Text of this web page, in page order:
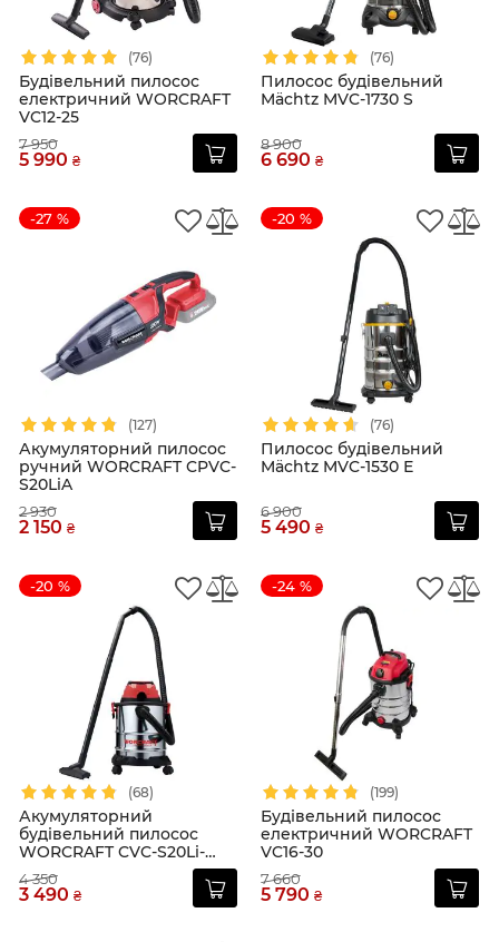
(76)
Будівельний пилосос
електричний WORCRAFT
VC12-25
7 950
5 990 ₴
(76)
Пилосос будівельний
Mächtz MVC-1730 S
8 900
6 690 ₴
-27 %
(127)
Акумуляторний пилосос
ручний WORCRAFT CPVC-
S20LiA
2 930
2 150 ₴
-20 %
(76)
Пилосос будівельний
Mächtz MVC-1530 Е
6 900
5 490 ₴
-20 %
(68)
Акумуляторний
будівельний пилосос
WORCRAFT CVC-S20Li-
20LA
4 350
3 490 ₴
-24 %
(199)
Будівельний пилосос
електричний WORCRAFT
VC16-30
7 660
5 790 ₴